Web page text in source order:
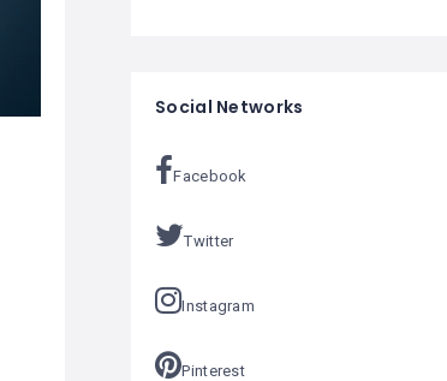
Social Networks
Facebook
Twitter
Instagram
Pinterest